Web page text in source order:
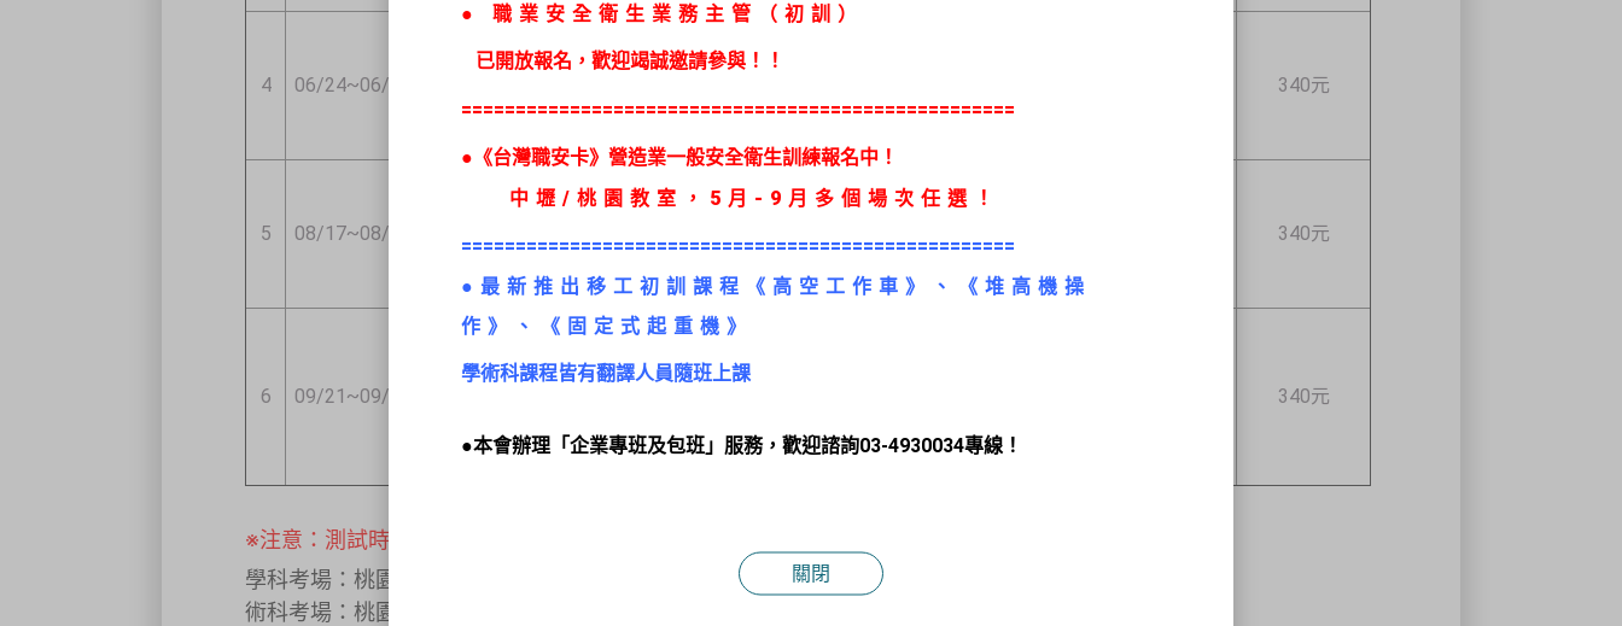
4 06/24~06/30
1.單一級_固定式起重機操作-架空式-地面操作
2.單一級_移動式起重機操作-伸臂可伸縮
4.單一級_第一種壓力容器操作
5.單一級_堆高機操作
340元
5 08/17~08/21
2.單一級_移動式起重機操作-伸臂可伸縮
5.單一級_堆高機操作
340元
6 09/21~09/24
1.單一級_固定式起重機操作-架空式-地面操作（30人）
3.單一級_移動式起重機操作-伸臂可伸縮（擬真系統）
4.單一級_第一種壓力容器操作（30人）
340元
※注意：測試時程為開考第1天"
學科考場：桃園市中壢區中央西路二段30號14樓
術科考場：桃園市中壢區福嶺路一段167號
● 職業安全衛生 業務主管（初訓）
已開放報名，歡迎竭誠邀請參與！！
===================================================
●《台灣職安卡》營造業一般安全衛生訓練報名中！
中壢/桃園教室，5 月 -9月多個場次任選 ！
===================================================
●最新推出移工初訓課程
《高空工作車》、《堆高機操
作》、
《固定式起重機》
學術科課程皆有翻譯人員隨班上課
●本會辦理「企業專班及包班」服務，歡迎諮詢03-4930034專線！
關閉